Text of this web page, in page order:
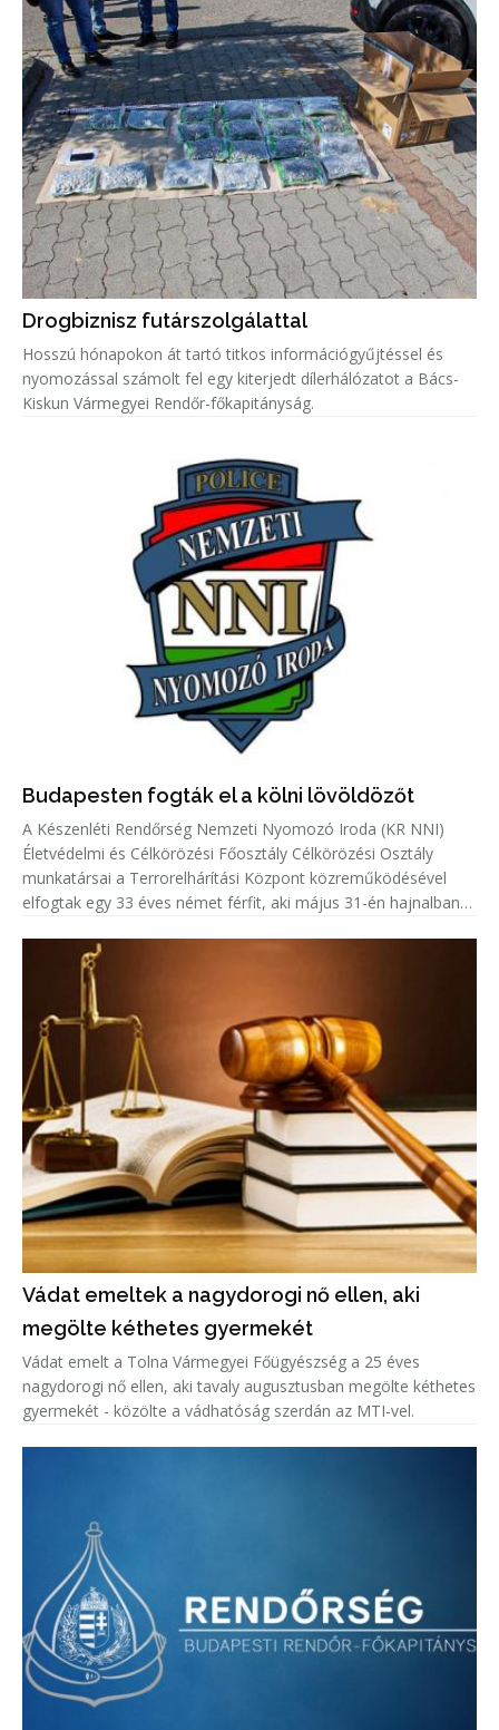
Drogbiznisz futárszolgálattal
Hosszú hónapokon át tartó titkos információgyűjtéssel és
nyomozással számolt fel egy kiterjedt dílerhálózatot a Bács-
Kiskun Vármegyei Rendőr-főkapitányság.
Budapesten fogták el a kölni lövöldözőt
A Készenléti Rendőrség Nemzeti Nyomozó Iroda (KR NNI)
Életvédelmi és Célkörözési Főosztály Célkörözési Osztály
munkatársai a Terrorelhárítási Központ közreműködésével
elfogtak egy 33 éves német férfit, aki május 31-én hajnalban
Vádat emeltek a nagydorogi nő ellen, aki
megölte kéthetes gyermekét
Vádat emelt a Tolna Vármegyei Főügyészség a 25 éves
nagydorogi nő ellen, aki tavaly augusztusban megölte kéthetes
gyermekét - közölte a vádhatóság szerdán az MTI-vel.